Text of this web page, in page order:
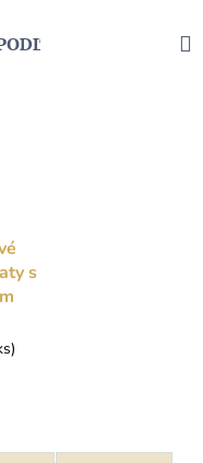
UDALOSTI
s